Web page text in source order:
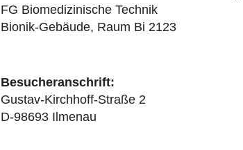
FG Biomedizinische Technik
Bionik-Gebäude, Raum Bi 2123
Besucheranschrift:
Gustav-Kirchhoff-Straße 2
D-98693 Ilmenau